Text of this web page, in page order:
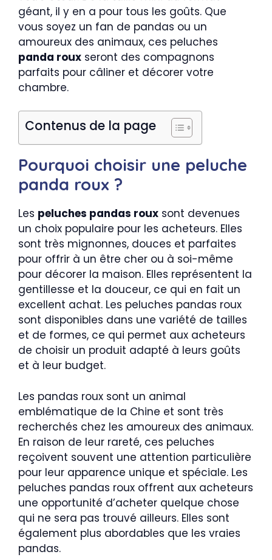
géant, il y en a pour tous les goûts. Que
vous soyez un fan de pandas ou un
amoureux des animaux, ces peluches
panda roux seront des compagnons
parfaits pour câliner et décorer votre
chambre.
Contenus de la page
Pourquoi choisir une peluche
panda roux ?
Les peluches pandas roux sont devenues
un choix populaire pour les acheteurs. Elles
sont très mignonnes, douces et parfaites
pour offrir à un être cher ou à soi-même
pour décorer la maison. Elles représentent la
gentillesse et la douceur, ce qui en fait un
excellent achat. Les peluches pandas roux
sont disponibles dans une variété de tailles
et de formes, ce qui permet aux acheteurs
de choisir un produit adapté à leurs goûts
et à leur budget.
Les pandas roux sont un animal
emblématique de la Chine et sont très
recherchés chez les amoureux des animaux.
En raison de leur rareté, ces peluches
reçoivent souvent une attention particulière
pour leur apparence unique et spéciale. Les
peluches pandas roux offrent aux acheteurs
une opportunité d’acheter quelque chose
qui ne sera pas trouvé ailleurs. Elles sont
également plus abordables que les vraies
pandas.